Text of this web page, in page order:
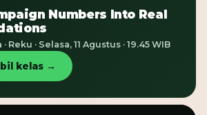
Numbers Into Real
Reku · Selasa, 11 Agustus · 19.45 WIB
kelas →